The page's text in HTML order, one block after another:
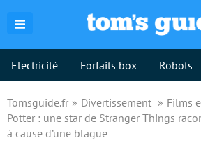
Electricité Forfaits box Robots
Tomsguide.fr Divertissement Films
Potter : une star de Stranger Things
à cause d’une blague